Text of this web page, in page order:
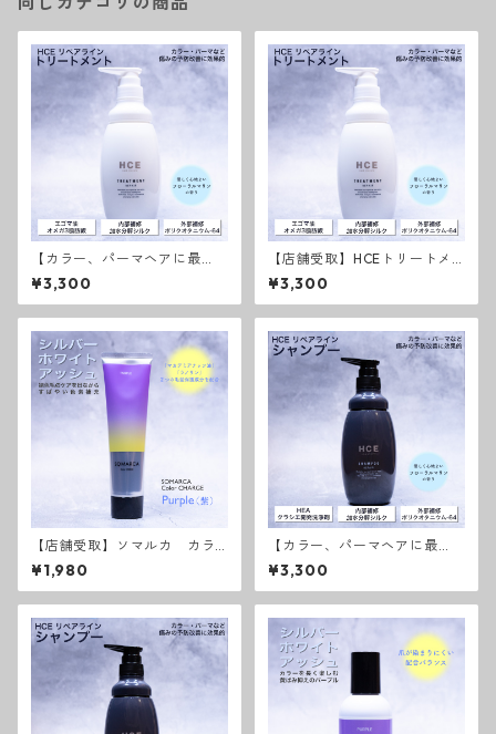
【カラー、パーマヘアに最
適】HCEトリートメント リ
ペアライン
¥3,300
【店舗受取】HCEトリートメ
ント リペアライン
¥3,300
【店舗受取】ソマルカ カラ
ーチャージパープル
¥1,980
【カラー、パーマヘアに最
適】HCEシャンプー リペア
ライン
¥3,300